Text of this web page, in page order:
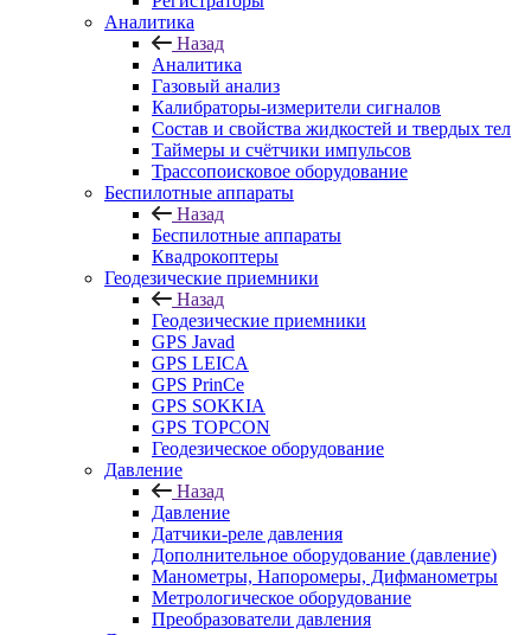
Аналитика
Назад
Аналитика
Газовый анализ
Калибраторы-измерители сигналов
Состав и свойства жидкостей и твердых тел
Таймеры и счётчики импульсов
Трассопоисковое оборудование
Беспилотные аппараты
Назад
Беспилотные аппараты
Квадрокоптеры
Геодезические приемники
Назад
Геодезические приемники
GPS Javad
GPS LEICA
GPS PrinCe
GPS SOKKIA
GPS TOPCON
Геодезическое оборудование
Давление
Назад
Давление
Датчики-реле давления
Дополнительное оборудование (давление)
Манометры, Напоромеры, Дифманометры
Метрологическое оборудование
Преобразователи давления